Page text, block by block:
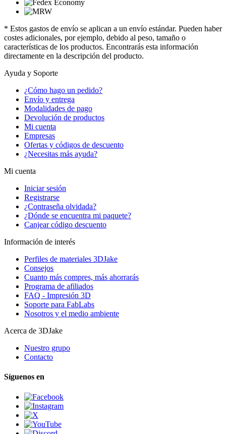
* Estos gastos de envío se aplican a un envío estándar. Pueden haber
costes adicionales, por ejemplo, debido al peso, tamaño o
características de los productos. Encontrarás esta información
directamente en la descripción del producto.
Ayuda y Soporte
¿Cómo hago un pedido?
Envío y entrega
Modalidades de pago
Devolución de productos
Mi cuenta
Empresas
Ofertas y códigos de descuento
¿Necesitas más ayuda?
Mi cuenta
Iniciar sesión
Registrarse
¿Contraseña olvidada?
¿Dónde se encuentra mi paquete?
Canjear código descuento
Información de interés
Perfiles de materiales 3DJake
Consejos
Cuanto más compres, más ahorrarás
Programa de afiliados
FAQ - Impresión 3D
Soporte para FabLabs
Nosotros y el medio ambiente
Acerca de 3DJake
Nuestro grupo
Contacto
Síguenos en